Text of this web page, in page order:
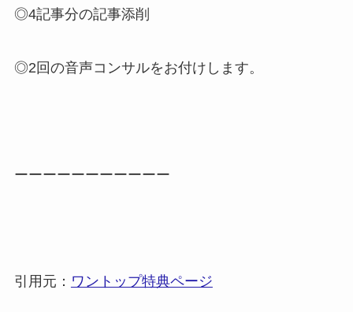
◎4記事分の記事添削
◎2回の音声コンサルをお付けします。
ーーーーーーーーーーー
引用元： ワントップ特典ページ